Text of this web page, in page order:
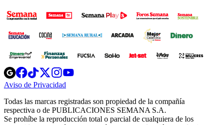
Opens
in
new
Opens
in
new
Opens
in
new
window
Opens
new
windowwindow
Aviso de Privacidad
new
window
Todas las marcas registradas son propiedad de la compañía
respectiva o de PUBLICACIONES SEMANA S.A.
Se prohíbe la reproducción total o parcial de cualquiera de los